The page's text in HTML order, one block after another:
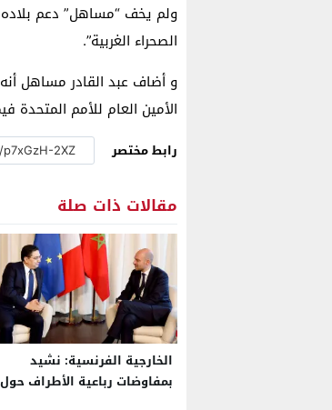
ولم يخف “مساهل” دعم بلاده
الصحراء الغربية”.
و أضاف عبد القادر مساهل
الأمين العام للأمم المتحدة
رابط مختصر
مقالات ذات صلة
الخارجية الفرنسية: نشيد
بمفاوضات رباعية الأطراف حول